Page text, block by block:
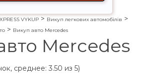
VYKUP > Викуп легкових автомобілів >
> Викуп авто Mercedes
Mercedes
среднее: 3.50 из 5)